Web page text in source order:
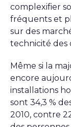
complexifier
fréquents et
sur des
technicité des
Même si la
encore
installations
sont 34,3 %
2010, contre